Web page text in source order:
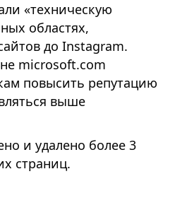
«техническую
областях,
до Instagram.
microsoft.com
повысить репутацию
выше
и удалено более 3
страниц.